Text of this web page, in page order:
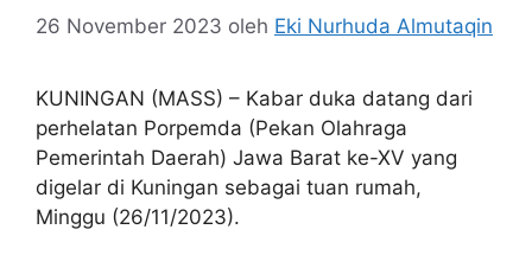
26 November 2023 oleh Eki Nurhuda Almutaqin
KUNINGAN (MASS) – Kabar duka datang dari
perhelatan Porpemda (Pekan Olahraga
Pemerintah Daerah) Jawa Barat ke-XV yang
digelar di Kuningan sebagai tuan rumah,
Minggu (26/11/2023).